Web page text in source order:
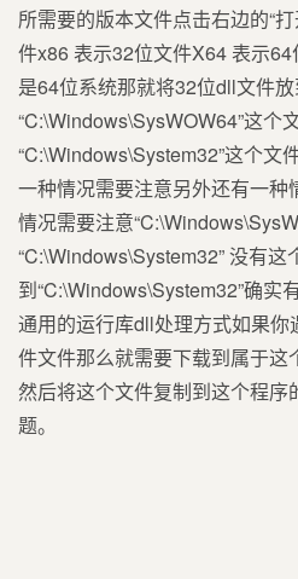
所需要的版本文件点击右边的“
件x86 表示32位文件X64 表示
是64位系统那就将32位dll文件
“C:\Windows\SysWOW64”这个
“C:\Windows\System32”这个文
一种情况需要注意另外还有一种
情况需要注意
“C:\Windows\System32” 没有
到“C:\Windows\System32”确实
通用的运行库dll处理方式如果
件文件那么就需要下载到属于
然后将这个文件复制到这个程序
题。​